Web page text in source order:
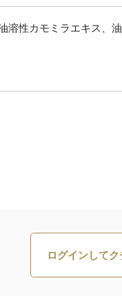
溶性カモミラエキス、
ログインして